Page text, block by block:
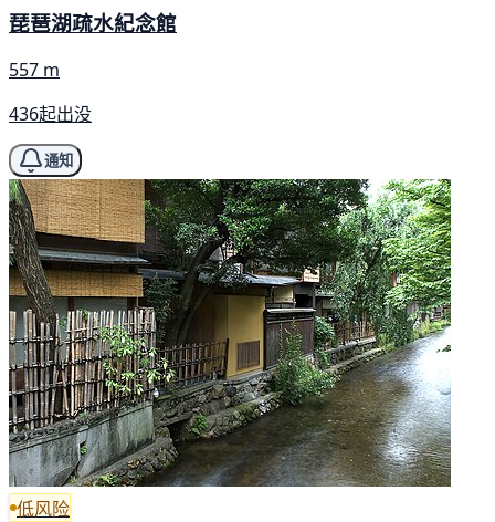
琵琶湖疏水紀念館
557 m
436起出没
通知
低风险